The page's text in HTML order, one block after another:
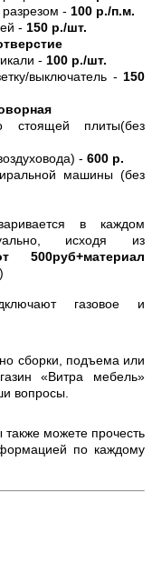
- 100 р./п.м.
- 150 р./шт.
- 100 р./шт.
выключатель - 150
стоящей плиты(без
- 600 р.
машины (без
в каждом
исходя из
500руб+материал
)
газовое и
сборки, подъема или
«Витра мебель»
вопросы.
можете прочесть
по каждому